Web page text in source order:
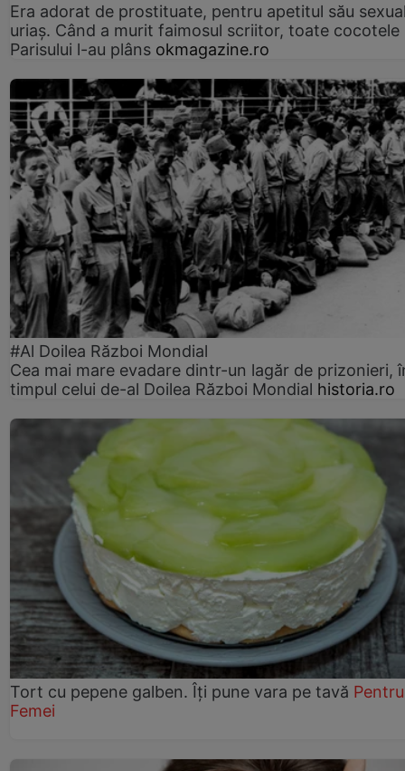
Era adorat de prostituate, pentru apetitul său
uriaș. Când a murit faimosul scriitor, toate cocotele
Parisului l-au plâns okmagazine.ro
#Al Doilea Război Mondial
Cea mai mare evadare dintr-un lagăr de prizonieri,
timpul celui de-al Doilea Război Mondial historia.ro
Tort cu pepene galben. Îți pune vara pe tavă Pentru
Femei